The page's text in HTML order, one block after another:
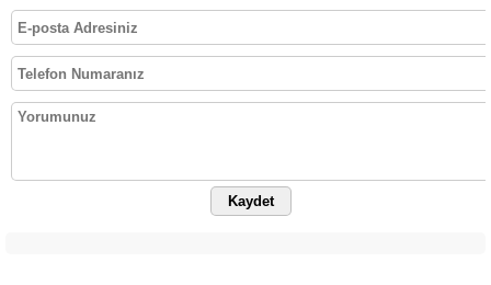
Kaydet